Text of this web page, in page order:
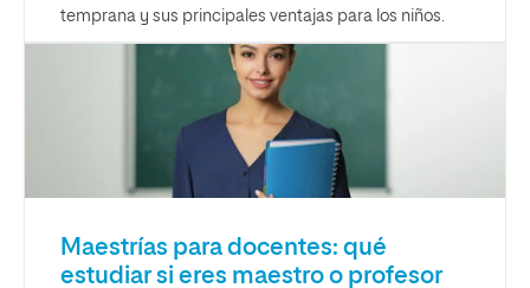
temprana y sus principales ventajas para los niños.
Maestrías para docentes: qué
estudiar si eres maestro o profesor